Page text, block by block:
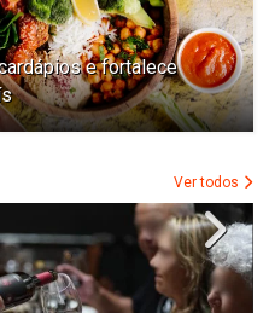
e fortalece
Ver todos